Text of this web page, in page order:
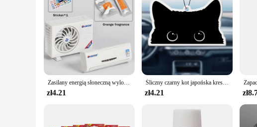
Features:
**Elevate Your Senses**
The perfum fragranc Odświeżacz powietrza is not just an air
invigorating scent that transforms any space. Its modern design, with
ensures that it can be placed discreetly in any corner, releasing a
**Versatile and Efficient**
Whether you're looking to freshen up your living room, bedroom, or
powerful fragrance release that lasts for hours. The absence of any
way to maintain a pleasant atmosphere. Its lightweight design also
**Perfect for Wholesale and Vendors**
looking to offer a high-quality, long-lasting air freshener to their
inventory. Whether you're a retailer or a consumer, this air purifier is a
Zasilany energią słoneczną wylot powietrza do aromaterapii samochodowej, stały, automatyczny, unikalny projekt klimatyzacji, długotrwały zapach Gulong lavender
zł4.21
Śliczny czarny kot japońska kreskówka postacie z kreskówek animacja telewizyjna klasyczny samochód kadzidło perfumy samochodowe perfumy trwały zapach
zł4.21